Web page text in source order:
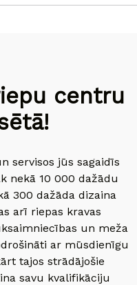
centru
servisos jūs sagaidīs
nekā 10 000 dažādu
300 dažāda dizaina
arī riepas kravas
un meža
ar mūsdienīgu
tajos strādājošie
savu kvalifikāciju